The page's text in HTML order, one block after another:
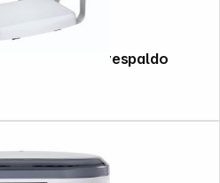
Weinberger Asiento de baño Gratia con respaldo